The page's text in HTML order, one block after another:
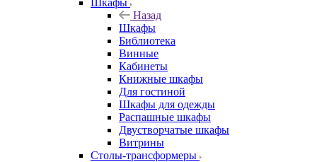
Шкафы
Назад
Шкафы
Библиотека
Винные
Кабинеты
Книжные шкафы
Для гостиной
Шкафы для одежды
Распашные шкафы
Двустворчатые шкафы
Витрины
Столы-трансформеры